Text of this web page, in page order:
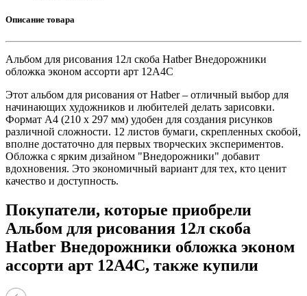
Описание товара
Альбом для рисования 12л скоба Hatber Внедорожники
обложка эконом ассорти арт 12А4С
Этот альбом для рисования от Hatber – отличный выбор для
начинающих художников и любителей делать зарисовки.
Формат А4 (210 x 297 мм) удобен для создания рисунков
различной сложности. 12 листов бумаги, скрепленных скобой,
вполне достаточно для первых творческих экспериментов.
Обложка с ярким дизайном "Внедорожники" добавит
вдохновения. Это экономичный вариант для тех, кто ценит
качество и доступность.
Покупатели, которые приобрели
Альбом для рисования 12л скоба
Hatber Внедорожники обложка эконом
ассорти арт 12А4С, также купили